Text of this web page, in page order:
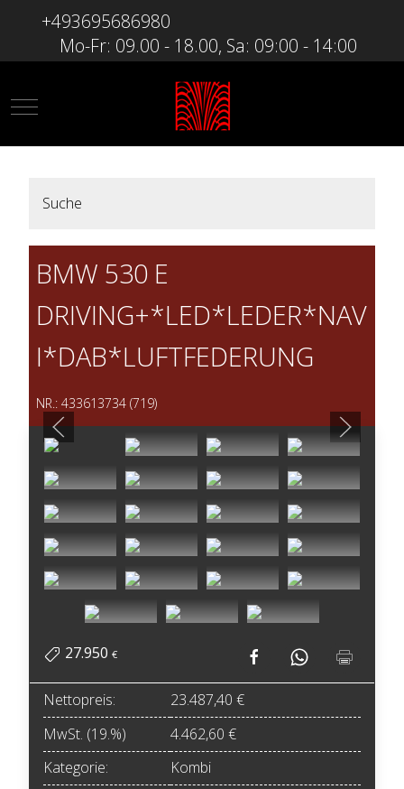
+493695686980
Mo-Fr: 09.00 - 18.00, Sa: 09:00 - 14:00
Mobile Menu Toggle
Suche
BMW 530 E
DRIVING+*LED*LEDER*NAV
I*DAB*LUFTFEDERUNG
NR.: 433613734 (719)
27.950 €
Nettopreis:
23.487,40 €
MwSt. (19.%)
4.462,60 €
Kategorie:
Kombi